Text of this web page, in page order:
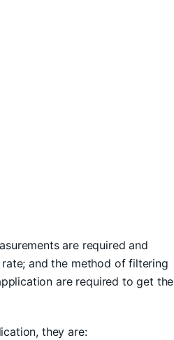
are required and
and the method of filtering
are required to get the
they are: